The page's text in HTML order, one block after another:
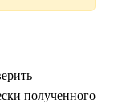
полученного